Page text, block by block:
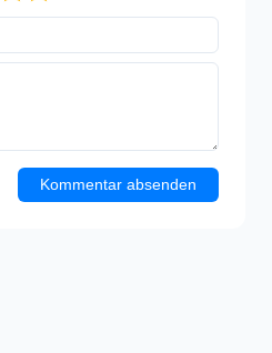
Kommentar absenden